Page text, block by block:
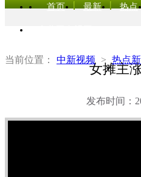
首页 最新 热点
当前位置： 中新视频 > 热点
女摊主
发布时间：